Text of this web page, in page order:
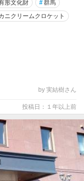
形文化財 #群馬
ニクリームクロケット
by 実結樹さん
投稿日：１年以上前